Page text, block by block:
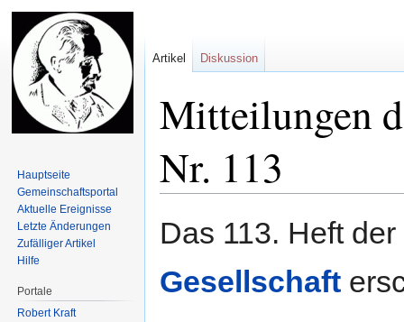
Mitteilungen
Nr. 113
Navigation
Suche
Das 113. Heft der
Gesellschaft
Artikel Diskussion
Hauptseite
Gemeinschafts­portal
Aktuelle Ereignisse
Letzte Änderungen
Zufälliger Artikel
Hilfe
Portale
Robert Kraft